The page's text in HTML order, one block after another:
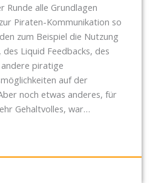
T
Runde alle Grundlagen
Piraten-Kommunikation so
zum Beispiel die Nutzung
Liquid Feedbacks, des
piratige
auf der
noch etwas anderes, für
Gehaltvolles, war…